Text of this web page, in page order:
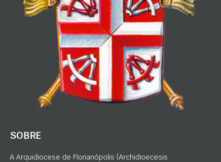
SOBRE
A Arquidiocese de Florianópolis (Archidioecesis